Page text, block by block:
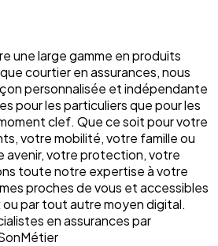
une large gamme en produits
courtier en assurances, nous
personnalisée et indépendante
pour les particuliers que pour les
clef. Que ce soit pour votre
votre mobilité, votre famille ou
avenir, votre protection, votre
toute notre expertise à votre
proches de vous et accessibles
par tout autre moyen digital.
en assurances par